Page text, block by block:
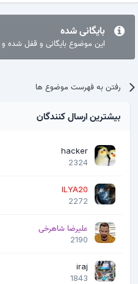
بایگانی شده
این موضوع بایگانی و قفل شده و
رفتن به فهرست موضوع ها
بیشترین ارسال کنندگان
hacker
2324
ILYA20
2272
علیرضا شاهرخی
2190
iraj
1843